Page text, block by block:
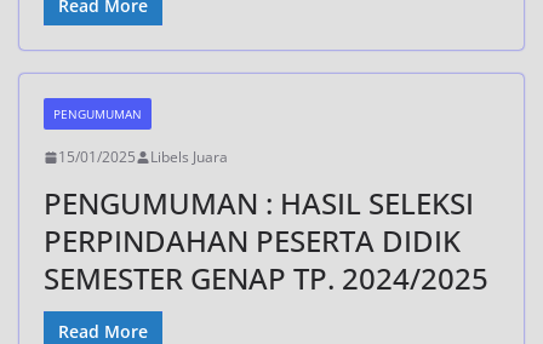
Read More
PENGUMUMAN
15/01/2025 Libels Juara
PENGUMUMAN : HASIL SELEKSI
PERPINDAHAN PESERTA DIDIK
SEMESTER GENAP TP. 2024/2025
Read More